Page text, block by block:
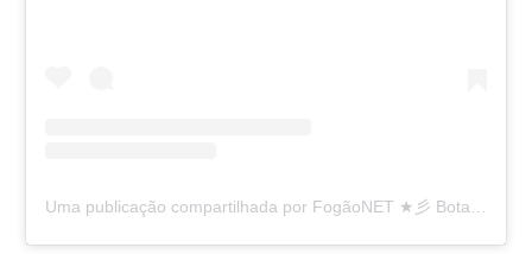
Uma publicação compartilhada por FogãoNET ★彡 Botafogo 👨🏽‍💻🔥 (@fogaonet)